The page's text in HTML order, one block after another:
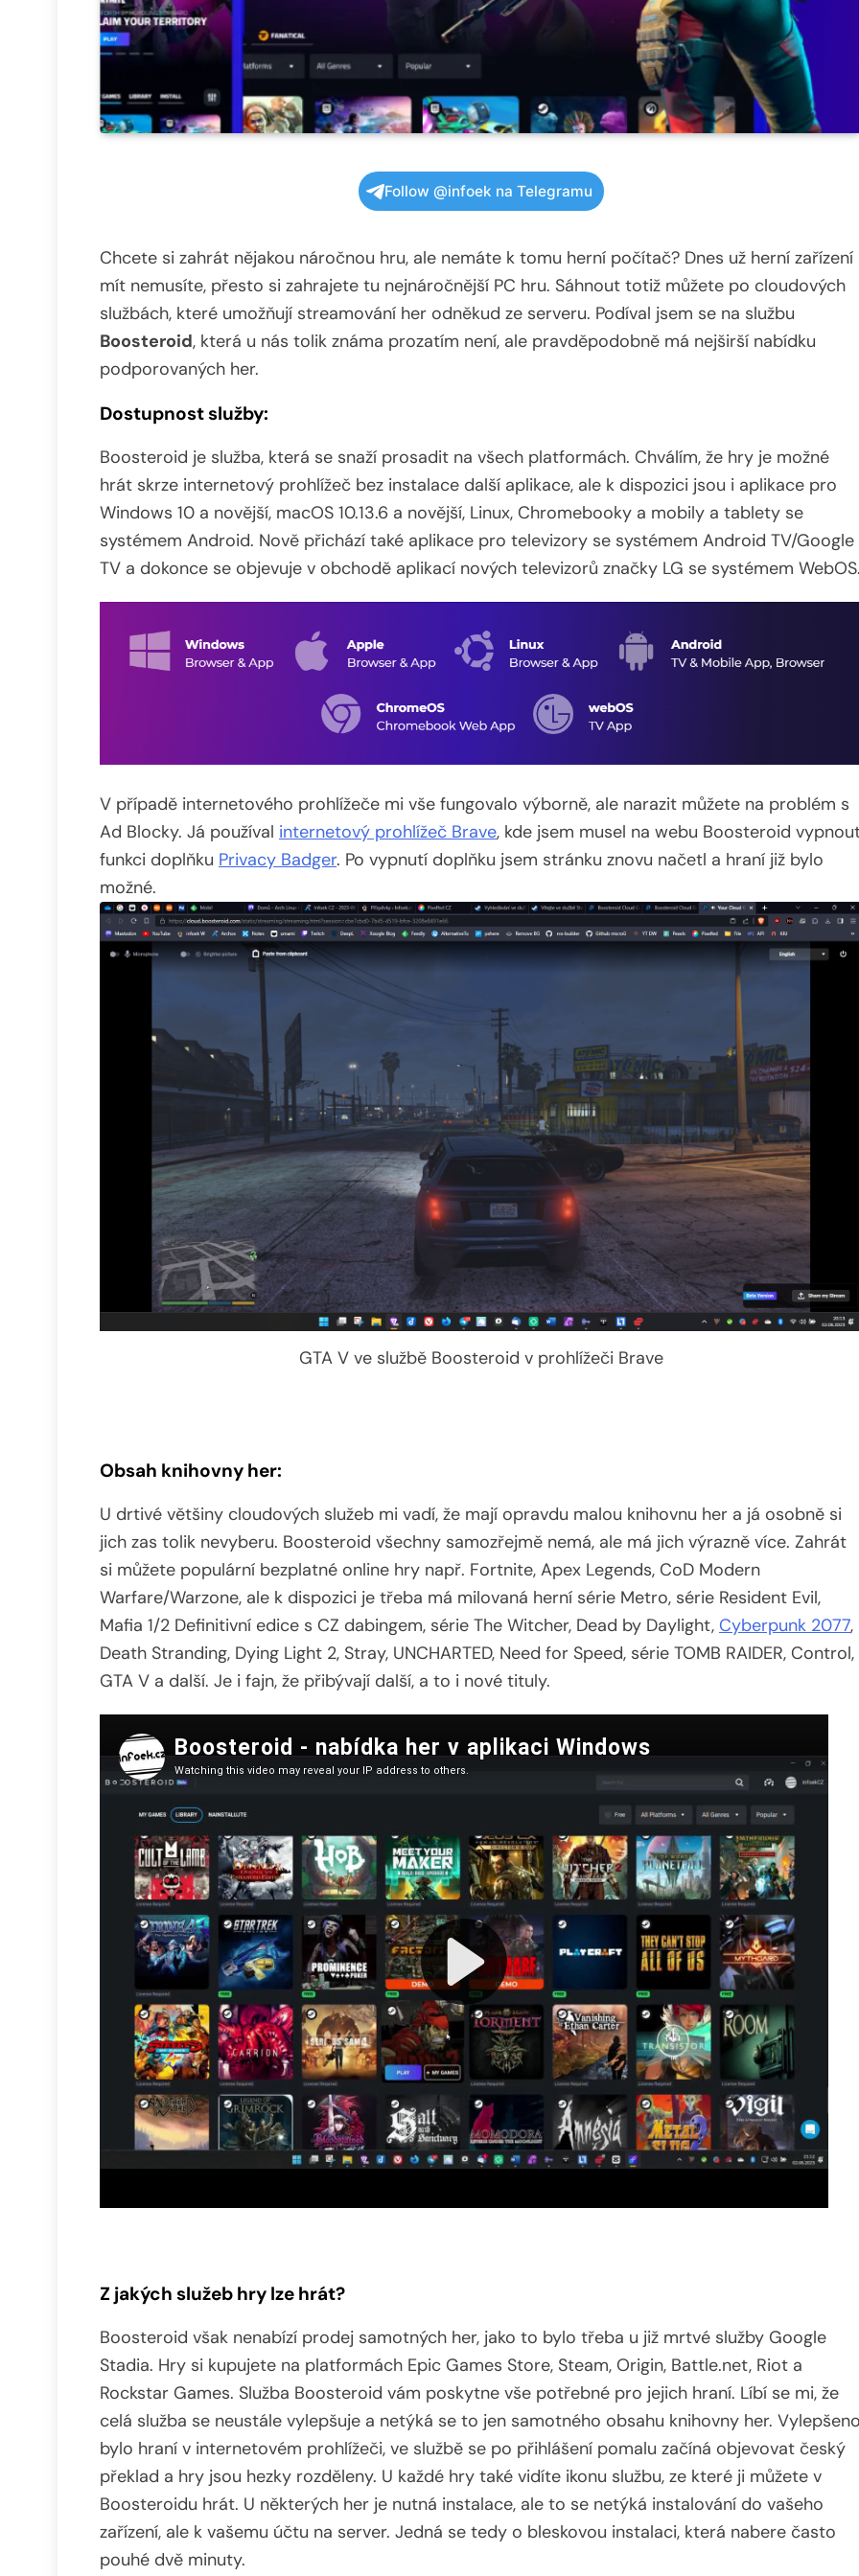
Follow @infoek na Telegramu
Chcete si zahrát nějakou náročnou hru, ale nemáte k tomu herní počítač? Dnes už herní zařízení
mít nemusíte, přesto si zahrajete tu nejnáročnější PC hru. Sáhnout totiž můžete po cloudových
službách, které umožňují streamování her odněkud ze serveru. Podíval jsem se na službu
Boosteroid, která u nás tolik známa prozatím není, ale pravděpodobně má nejširší nabídku
podporovaných her.
Dostupnost služby:
Boosteroid je služba, která se snaží prosadit na všech platformách. Chválím, že hry je možné
hrát skrze internetový prohlížeč bez instalace další aplikace, ale k dispozici jsou i aplikace pro
Windows 10 a novější, macOS 10.13.6 a novější, Linux, Chromebooky a mobily a tablety se
systémem Android. Nově přichází také aplikace pro televizory se systémem Android TV/Google
TV a dokonce se objevuje v obchodě aplikací nových televizorů značky LG se systémem
V případě internetového prohlížeče mi vše fungovalo výborně, ale narazit můžete na problém s
Ad Blocky. Já používal internetový prohlížeč Brave, kde jsem musel na webu Boosteroid
funkci doplňku Privacy Badger. Po vypnutí doplňku jsem stránku znovu načetl a hraní již bylo
možné.
GTA V ve službě Boosteroid v prohlížeči Brave
Obsah knihovny her:
U drtivé většiny cloudových služeb mi vadí, že mají opravdu malou knihovnu her a já osobně si
jich zas tolik nevyberu. Boosteroid všechny samozřejmě nemá, ale má jich výrazně více. Zahrát
si můžete populární bezplatné online hry např. Fortnite, Apex Legends, CoD Modern
Warfare/Warzone, ale k dispozici je třeba má milovaná herní série Metro, série Resident Evil,
Mafia 1/2 Definitivní edice s CZ dabingem, série The Witcher, Dead by Daylight, Cyberpunk 2077,
Death Stranding, Dying Light 2, Stray, UNCHARTED, Need for Speed, série TOMB RAIDER, Control,
GTA V a další. Je i fajn, že přibývají další, a to i nové tituly.
Z jakých služeb hry lze hrát?
Boosteroid však nenabízí prodej samotných her, jako to bylo třeba u již mrtvé služby Google
Stadia. Hry si kupujete na platformách Epic Games Store, Steam, Origin, Battle.net, Riot a
Rockstar Games. Služba Boosteroid vám poskytne vše potřebné pro jejich hraní. Líbí se mi, že
celá služba se neustále vylepšuje a netýká se to jen samotného obsahu knihovny her.
bylo hraní v internetovém prohlížeči, ve službě se po přihlášení pomalu začíná objevovat český
překlad a hry jsou hezky rozděleny. U každé hry také vidíte ikonu službu, ze které ji můžete v
Boosteroidu hrát. U některých her je nutná instalace, ale to se netýká instalování do vašeho
zařízení, ale k vašemu účtu na server. Jedná se tedy o bleskovou instalaci, která nabere často
pouhé dvě minuty.